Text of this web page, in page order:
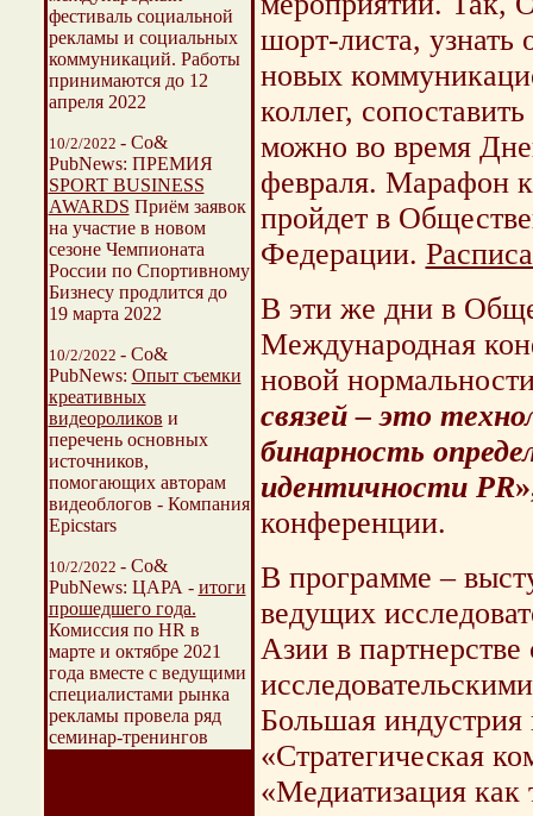
фестиваль социальной
рекламы и социальных
коммуникаций. Работы
принимаются до 12
апреля 2022
10/2/2022 - Со&
PubNews: ПРЕМИЯ
SPORT BUSINESS
AWARDS Приём заявок
на участие в новом
сезоне Чемпионата
России по Спортивному
Бизнесу продлится до
19 марта 2022
10/2/2022 - Со&
PubNews: Опыт съемки
креативных
видеороликов и
перечень основных
источников,
помогающих авторам
видеоблогов - Компания
Epicstars
10/2/2022 - Со&
PubNews: ЦАРА - итоги
прошедшего года.
Комиссия по HR в
марте и октябре 2021
года вместе с ведущими
специалистами рынка
рекламы провела ряд
семинар-тренингов
шорт-листа, узнать
новых
коллег,
можно во время
февраля. Марафон
пройдет в
Федерации.
В эти же дни в
Международная
новой
связей – это
бинарность
идентичности PR
конференции.
В программе –
ведущих
Азии в
Большая
«Стратегическая
«Медиатизация как